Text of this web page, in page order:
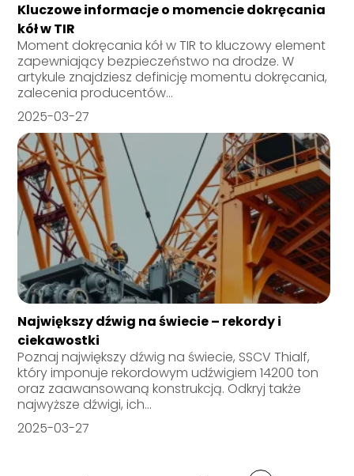
Kluczowe informacje o momencie dokręcania
kół w TIR
Moment dokręcania kół w TIR to kluczowy element
zapewniający bezpieczeństwo na drodze. W
artykule znajdziesz definicję momentu dokręcania,
zalecenia producentów...
2025-03-27
Największy dźwig na świecie – rekordy i
ciekawostki
Poznaj największy dźwig na świecie, SSCV Thialf,
który imponuje rekordowym udźwigiem 14200 ton
oraz zaawansowaną konstrukcją. Odkryj także
najwyższe dźwigi, ich...
2025-03-27